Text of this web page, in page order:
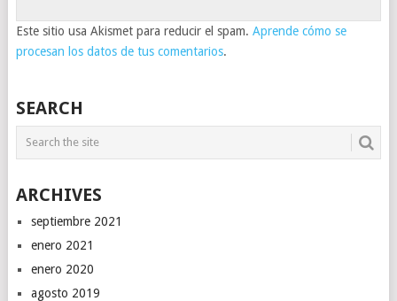
Este sitio usa Akismet para reducir el spam. Aprende cómo se
procesan los datos de tus comentarios.
SEARCH
ARCHIVES
septiembre 2021
enero 2021
enero 2020
agosto 2019